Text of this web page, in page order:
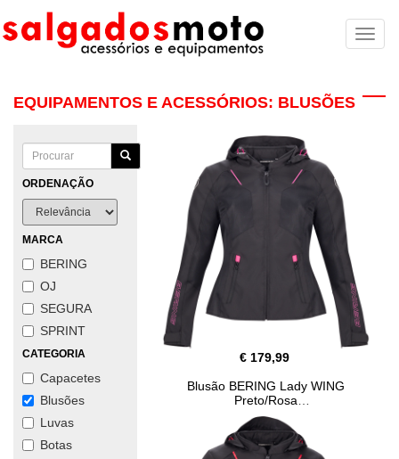
EQUIPAMENTOS E ACESSÓRIOS: BLUSÕES
ORDENAÇÃO
MARCA
BERING
OJ
SEGURA
SPRINT
CATEGORIA
Capacetes
Blusões
Luvas
Botas
€ 179,99
Blusão BERING Lady WING
Preto/Rosa